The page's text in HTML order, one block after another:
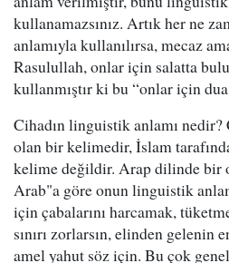
kullanamazsınız. Artık her ne
anlamıyla kullanılırsa, mecaz
Rasulullah, onlar için salatta
kullanmıştır ki bu “onlar için
Cihadın linguistik anlamı
olan bir kelimedir, İslam
kelime değildir. Arap dilinde bir
Arab"a göre onun linguistik
için çabalarını harcamak,
sınırı zorlarsın, elinden gelenin
amel yahut söz için. Bu çok